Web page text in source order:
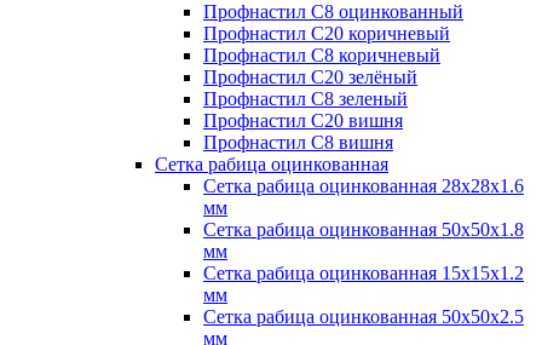
Профнастил С8 оцинкованный
Профнастил С20 коричневый
Профнастил С8 коричневый
Профнастил С20 зелёный
Профнастил С8 зеленый
Профнастил С20 вишня
Профнастил С8 вишня
Сетка рабица оцинкованная
Сетка рабица оцинкованная 28х28х1.6
мм
Сетка рабица оцинкованная 50х50х1.8
мм
Сетка рабица оцинкованная 15х15х1.2
мм
Сетка рабица оцинкованная 50х50х2.5
мм